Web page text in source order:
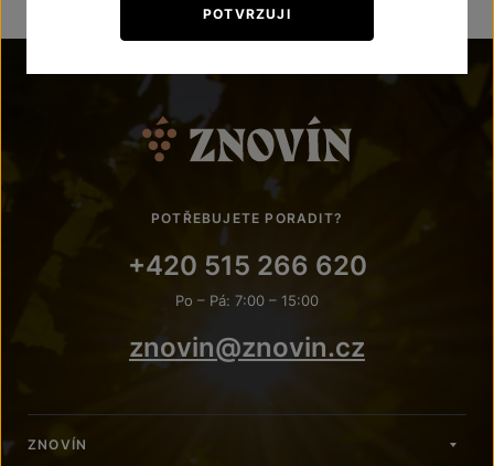
POTŘEBUJETE PORADIT?
+420 515 266 620
Po – Pá: 7:00 – 15:00
znovin@znovin.cz
ZNOVÍN
POTVRZUJI